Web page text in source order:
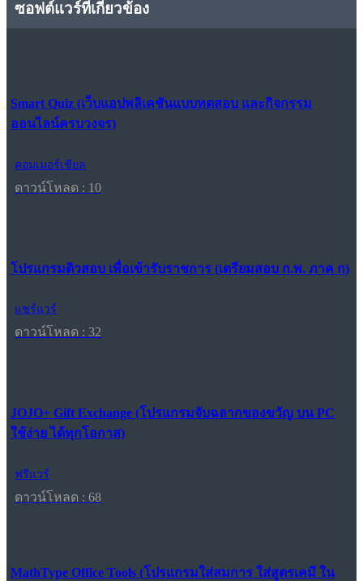
ซอฟต์แวร์ที่เกี่ยวข้อง
Smart Quiz (เว็บแอปพลิเคชันแบบทดสอบ และกิจกรรม
ออนไลน์ครบวงจร)
คอมเมอร์เชียล
ดาวน์โหลด : 10
โปรแกรมติวสอบ เพื่อเข้ารับราชการ (เตรียมสอบ ก.พ. ภาค ก)
แชร์แวร์
ดาวน์โหลด : 32
JOJO+ Gift Exchange (โปรแกรมจับฉลากของขวัญ บน PC
ใช้ง่าย ได้ทุกโอกาส)
ฟรีแวร์
ดาวน์โหลด : 68
MathType Office Tools (โปรแกรมใส่สมการ ใส่สูตรเคมี ใน